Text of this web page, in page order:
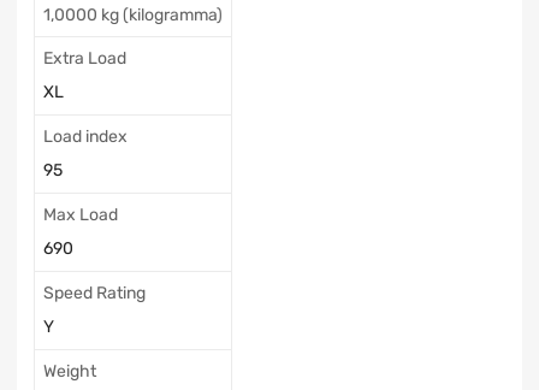
1,0000 kg (kilogramma)
Extra Load
XL
Load index
95
Max Load
690
Speed Rating
Y
Weight